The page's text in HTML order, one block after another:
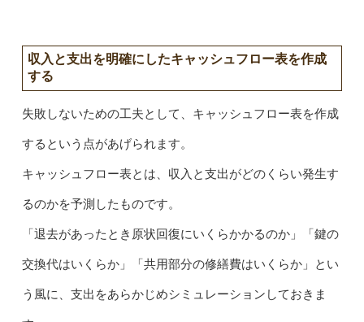
収入と支出を明確にしたキャッシュフロー表を作成
する
失敗しないための工夫として、キャッシュフロー表を作成
するという点があげられます。
キャッシュフロー表とは、収入と支出がどのくらい発生す
るのかを予測したものです。
「退去があったとき原状回復にいくらかかるのか」「鍵の
交換代はいくらか」「共用部分の修繕費はいくらか」とい
う風に、支出をあらかじめシミュレーションしておきま